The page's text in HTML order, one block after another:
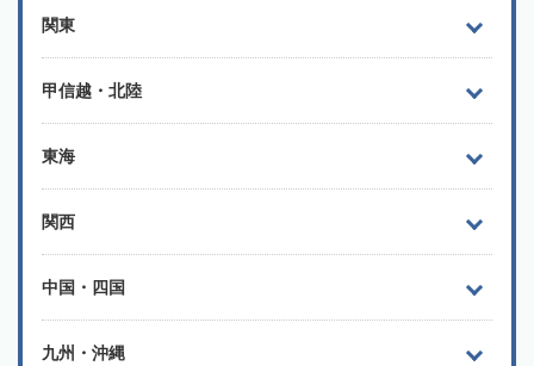
関東
甲信越・北陸
東海
関西
中国・四国
九州・沖縄